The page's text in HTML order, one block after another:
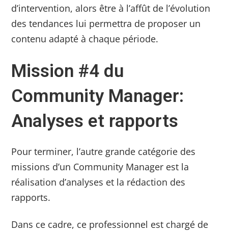
d’intervention, alors être à l’affût de l’évolution
des tendances lui permettra de proposer un
contenu adapté à chaque période.
Mission #4 du
Community Manager:
Analyses et rapports
Pour terminer, l’autre grande catégorie des
missions d’un Community Manager est la
réalisation d’analyses et la rédaction des
rapports.
Dans ce cadre, ce professionnel est chargé de